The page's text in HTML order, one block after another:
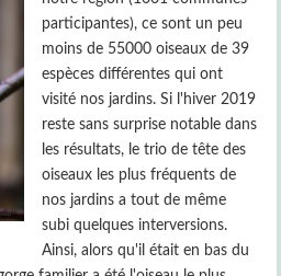
participantes), ce sont un peu
moins de 55000 oiseaux de 39
espèces différentes qui ont
visité nos jardins. Si l'hiver 2019
reste sans surprise notable dans
les résultats, le trio de tête des
oiseaux les plus fréquents de
nos jardins a tout de même
subi quelques interversions.
Ainsi, alors qu'il était en bas du